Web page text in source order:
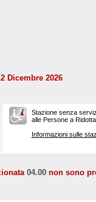
Dicembre 2026
Stazione senza
alle Persone a
Informazioni sulle
04.00 non sono